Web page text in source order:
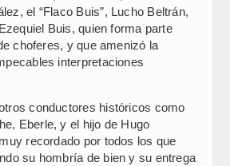
el “Flaco Buis”, Lucho Beltrán,
Buis, quien forma parte
choferes, y que amenizó la
interpretaciones
conductores históricos como
Eberle, y el hijo de Hugo
recordado por todos los que
su hombría de bien y su entrega